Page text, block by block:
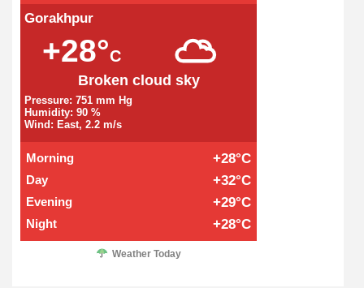
Gorakhpur
+28°C
Broken cloud sky
Pressure: 751 mm Hg
Humidity: 90 %
Wind: East, 2.2 m/s
Morning +28°C
Day +32°C
Evening +29°C
Night +28°C
Weather Today